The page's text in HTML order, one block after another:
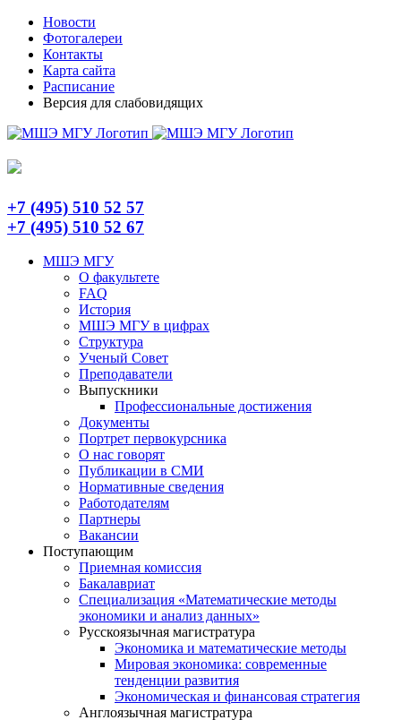
Skip
content
TelegramНовости
Фотогалереи
Контакты
Карта сайта
Расписание
Версия для слабовидящих
+7 (495) 510 52 57
+7 (495) 510 52 67
МШЭ МГУ
О факультете
FAQ
История
МШЭ МГУ в цифрах
Структура
Ученый Совет
Преподаватели
Выпускники
Профессиональные достижения
Документы
Портрет первокурсника
О нас говорят
Публикации в СМИ
Нормативные сведения
Работодателям
Партнеры
Вакансии
Поступающим
Приемная комиссия
Бакалавриат
Специализация «Математические методы
экономики и анализ данных»
Русскоязычная магистратура
Экономика и математические методы
Мировая экономика: современные
тенденции развития
Экономическая и финансовая стратегия
Англоязычная магистратура